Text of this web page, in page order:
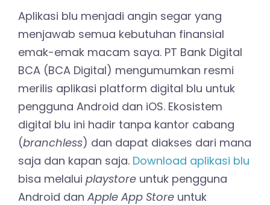
Aplikasi blu menjadi angin segar yang
menjawab semua kebutuhan finansial
emak-emak macam saya. PT Bank Digital
BCA (BCA Digital) mengumumkan resmi
merilis aplikasi platform digital blu untuk
pengguna Android dan iOS. Ekosistem
digital blu ini hadir tanpa kantor cabang
(branchless) dan dapat diakses dari mana
saja dan kapan saja. Download aplikasi blu
bisa melalui playstore untuk pengguna
Android dan Apple App Store untuk